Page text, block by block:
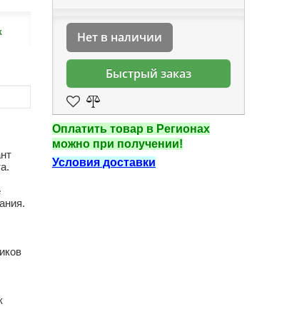
Нет в наличии
Быстрый заказ
Оплатить товар в Регионах
можно при получении!
Условия доставки